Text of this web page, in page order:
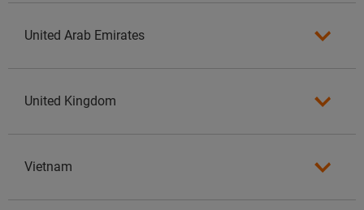
United Arab Emirates
United Kingdom
Vietnam